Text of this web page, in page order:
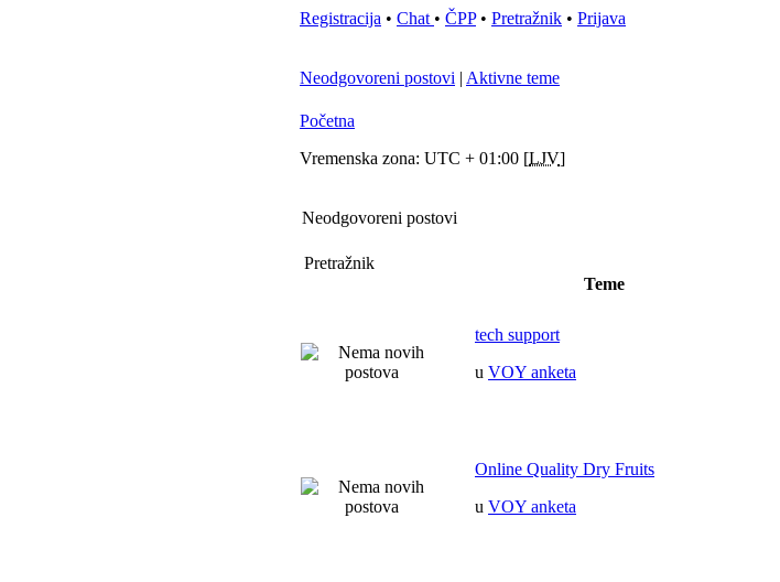
Registracija • Chat • ČPP• Pretražnik • Prijava
Neodgovoreni postovi | Aktivne teme
Početna
Vremenska zona: UTC + 01:00 [LJV]
Neodgovoreni postovi
Pretražnik
Teme
tech support
u VOY anketa
Online Quality Dry Fruits
u VOY anketa